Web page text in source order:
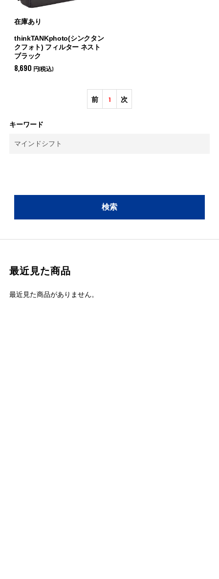
在庫あり
thinkTANKphoto(シンクタン
クフォト) フィルター ネスト
ブラック
8,690 円(税込)
前 1 次
キーワード
最近見た商品
最近見た商品がありません。